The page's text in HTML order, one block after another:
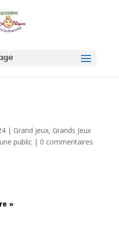
| Grand jeux, Grands Jeux
public| 0 commentaires
»